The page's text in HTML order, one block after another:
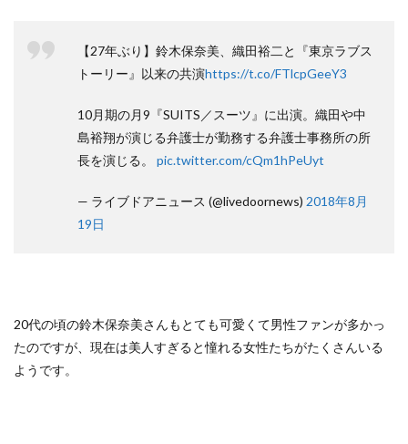
【27年ぶり】鈴木保奈美、織田裕二と『東京ラブス
トーリー』以来の共演https://t.co/FTlcpGeeY3
10月期の月9『SUITS／スーツ』に出演。織田や中
島裕翔が演じる弁護士が勤務する弁護士事務所の所
長を演じる。 pic.twitter.com/cQm1hPeUyt
— ライブドアニュース (@livedoornews) 2018年8月
19日
20代の頃の鈴木保奈美さんもとても可愛くて男性ファンが多かっ
たのですが、現在は美人すぎると憧れる女性たちがたくさんいる
ようです。